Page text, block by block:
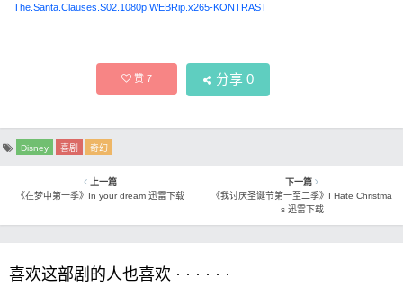
The.Santa.Clauses.S02.1080p.WEBRip.x265-KONTRAST
赞7 分享 0
Disney 喜剧 奇幻
上一篇
《在梦中第一季》In your dream 迅雷下载
下一篇
《我讨厌圣诞节第一至二季》I Hate Christma
s 迅雷下载
喜欢这部剧的人也喜欢 · · · · · ·